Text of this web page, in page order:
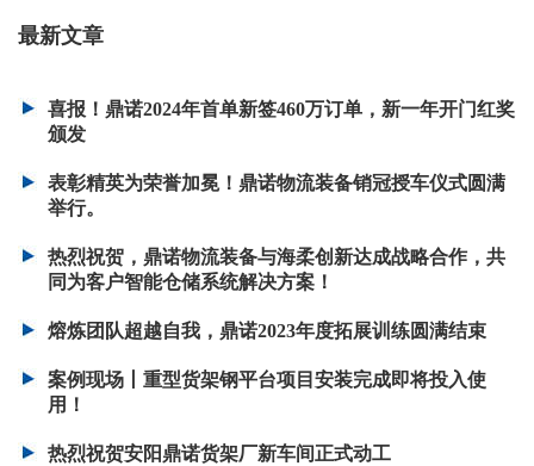
最新文章
喜报！鼎诺2024年首单新签460万订单，新一年开门红奖
颁发
表彰精英为荣誉加冕！鼎诺物流装备销冠授车仪式圆满
举行。
热烈祝贺，鼎诺物流装备与海柔创新达成战略合作，共
同为客户智能仓储系统解决方案！
熔炼团队超越自我，鼎诺2023年度拓展训练圆满结束
案例现场丨重型货架钢平台项目安装完成即将投入使
用！
热烈祝贺安阳鼎诺货架厂新车间正式动工